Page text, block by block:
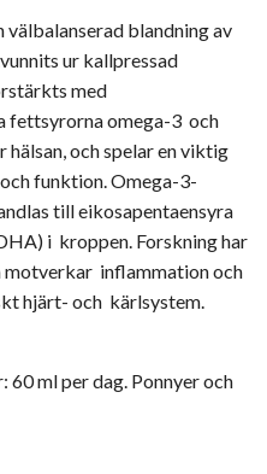
välbalanserad blandning av
ur kallpressad
med
fettsyrorna omega-3 och
och spelar en viktig
funktion. Omega-3-
till eikosapentaensyra
i kroppen. Forskning har
motverkar inflammation och
hjärt- och kärlsystem.
60 ml per dag. Ponnyer och